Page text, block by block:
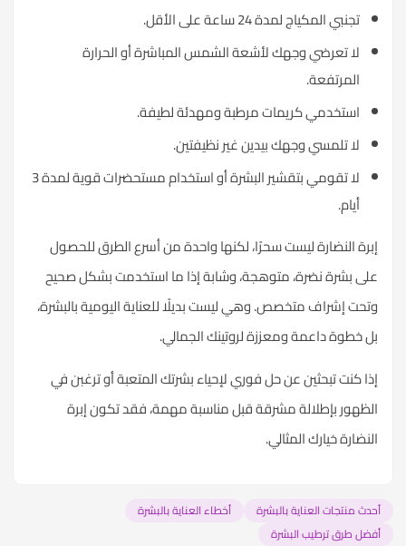
تجنبي المكياج لمدة 24 ساعة على الأقل.
لا تعرضي وجهك لأشعة الشمس المباشرة أو الحرارة
المرتفعة.
استخدمي كريمات مرطبة ومهدئة لطيفة.
لا تلمسي وجهك بيدين غير نظيفتين.
لا تقومي بتقشير البشرة أو استخدام مستحضرات قوية لمدة 3
أيام.
إبرة النضارة ليست سحرًا، لكنها واحدة من أسرع الطرق للحصول
على بشرة نضرة، متوهجة، وشابة إذا ما استخدمت بشكل صحيح
وتحت إشراف متخصص. وهي ليست بديلًا للعناية اليومية بالبشرة،
بل خطوة داعمة ومعززة لروتينك الجمالي.
إذا كنت تبحثين عن حل فوري لإحياء بشرتك المتعبة أو ترغبن في
الظهور بإطلالة مشرقة قبل مناسبة مهمة، فقد تكون إبرة
النضارة خيارك المثالي.
أحدث منتجات العناية بالبشرة
أخطاء العناية بالبشرة
أفضل طرق ترطيب البشرة